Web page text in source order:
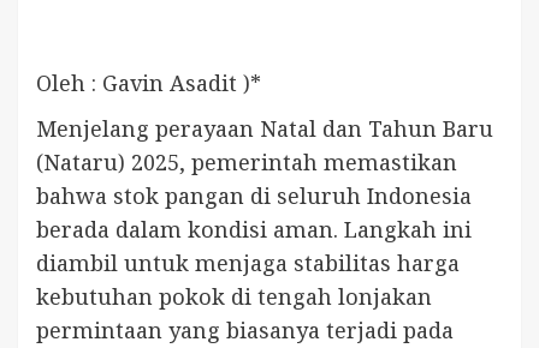
Oleh : Gavin Asadit )*
Menjelang perayaan Natal dan Tahun Baru
(Nataru) 2025, pemerintah memastikan
bahwa stok pangan di seluruh Indonesia
berada dalam kondisi aman. Langkah ini
diambil untuk menjaga stabilitas harga
kebutuhan pokok di tengah lonjakan
permintaan yang biasanya terjadi pada